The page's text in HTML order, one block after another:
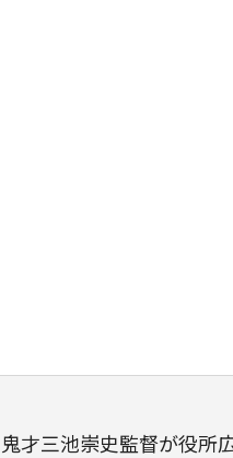
才三池崇史監督が役所